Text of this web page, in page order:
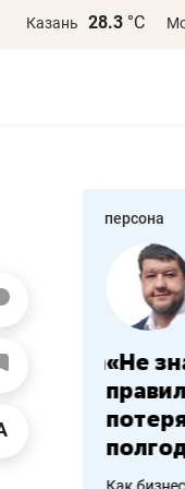
Казань 28.3 °С
персона
работа «Не